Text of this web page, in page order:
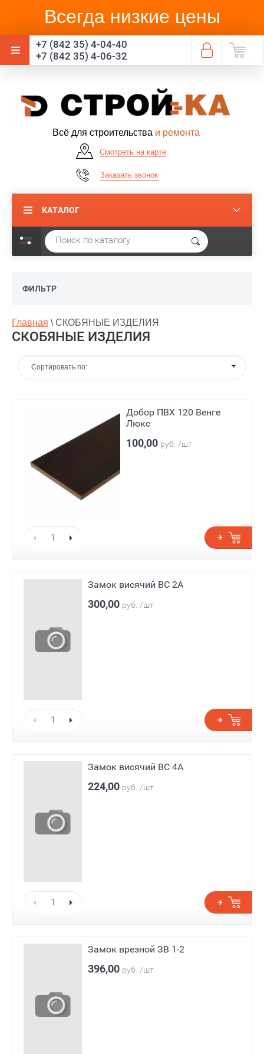
Всегда низкие цены
+7 (842 35) 4-04-40
+7 (842 35) 4-06-32
Всё для строительства и ремонта
Смотреть на карте
Заказать звонок
КАТАЛОГ
ФИЛЬТР
Главная \ СКОБЯНЫЕ ИЗДЕЛИЯ
СКОБЯНЫЕ ИЗДЕЛИЯ
Сортировать по:
Добор ПВХ 120 Венге
Люкс
100,00 руб. /шт
Замок висячий ВС 2А
300,00 руб. /шт
Замок висячий ВС 4А
224,00 руб. /шт
Замок врезной ЗВ 1-2
396,00 руб. /шт